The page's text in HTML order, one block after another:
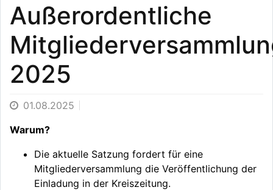
Außerordentliche
2025
01.08.2025
Warum?
Die aktuelle Satzung fordert für eine
Mitgliederversammlung die Veröffentlichung der
Einladung in der Kreiszeitung.